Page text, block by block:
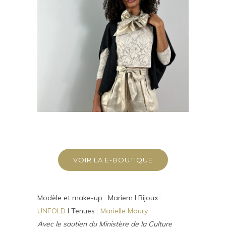
VOIR LA E-BOUTIQUE
Modèle et make-up : Mariem I Bijoux :
UNFOLD I Tenues : Marielle Maury
Avec le soutien du Ministère de la Culture